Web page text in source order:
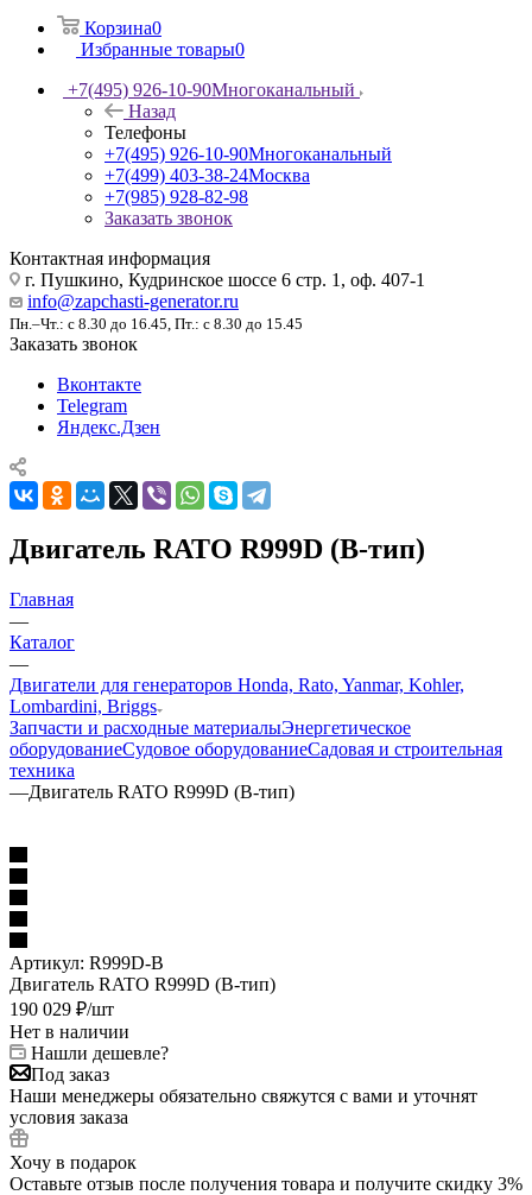
Корзина0
Избранные товары0
+7(495) 926-10-90Многоканальный
Назад
Телефоны
+7(495) 926-10-90Многоканальный
+7(499) 403-38-24Москва
+7(985) 928-82-98
Заказать звонок
Контактная информация
г. Пушкино, Кудринское шоссе 6 стр. 1, оф. 407-1
info@zapchasti-generator.ru
Пн.–Чт.: с 8.30 до 16.45, Пт.: с 8.30 до 15.45
Заказать звонок
Вконтакте
Telegram
Яндекс.Дзен
Двигатель RATO R999D (B-тип)
Главная
—
Каталог
—
Двигатели для генераторов Honda, Rato, Yanmar, Kohler,
Lombardini, Briggs
Запчасти и расходные материалыЭнергетическое
оборудованиеСудовое оборудованиеСадовая и строительная
техника
—Двигатель RATO R999D (B-тип)
Артикул: R999D-B
Двигатель RATO R999D (B-тип)
190 029 ₽/шт
Нет в наличии
Нашли дешевле?
Под заказ
Наши менеджеры обязательно свяжутся с вами и уточнят
условия заказа
Хочу в подарок
Оставьте отзыв после получения товара и получите скидку 3%